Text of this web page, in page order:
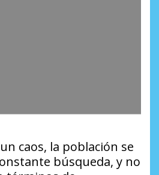
caos, la población se
búsqueda, y no